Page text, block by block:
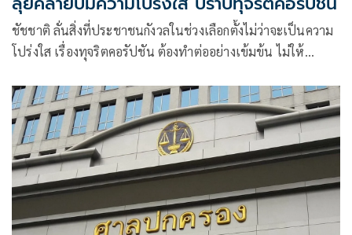
ชัชชาติ ลั่นสิ่งที่ประชาชนกังวลในช่วงเลือกตั้งไม่ว่าจะเป็นความ
โปร่งใส เรื่องทุจริตคอรัปชัน ต้องทำต่ออย่างเข้มข้น ไม่ให้
ละเลยและทำอย่างเข้มข้น